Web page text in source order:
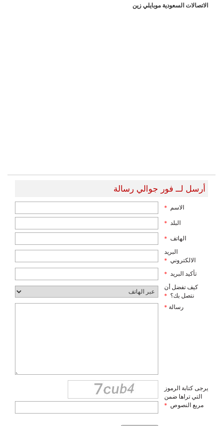
الاتصالات السعودية موبايلي زين
أرسل لــ فور جوالي رسالة
الاسم *
البلد *
الهاتف *
البريد
الالكتروني *
تأكيد البريد *
كيف تفضل أن
نتصل بك؟ *
رسالة *
يرجى كتابة الرموز
التي تراها ضمن
مربع النصوص *